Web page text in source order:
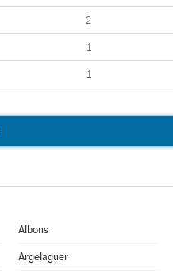
2
1
1
Albons
Argelaguer